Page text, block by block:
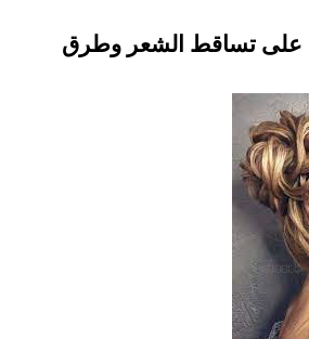
على تساقط الشعر وطرق